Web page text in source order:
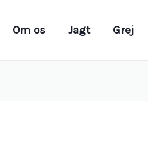
Om os Jagt Grej